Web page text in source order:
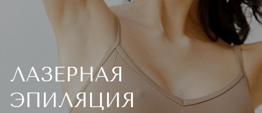
ЛАЗЕРНАЯ
ЭПИЛЯЦИЯ